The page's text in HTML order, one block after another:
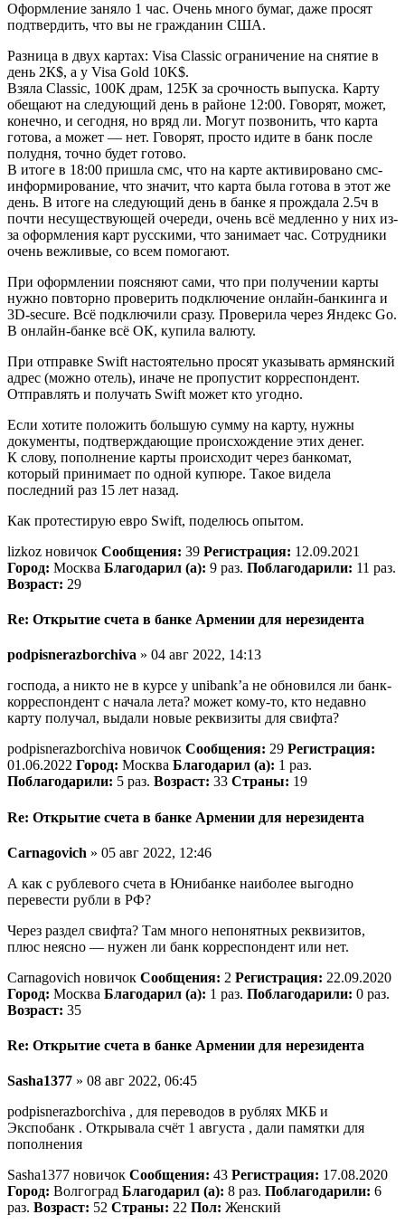
Оформление заняло 1 час. Очень много бумаг, даже просят
подтвердить, что вы не гражданин США.
Разница в двух картах: Visa Classic ограничение на снятие в
день 2К$, а у Visa Gold 10K$.
Взяла Classic, 100К драм, 125К за срочность выпуска. Карту
обещают на следующий день в районе 12:00. Говорят, может,
конечно, и сегодня, но вряд ли. Могут позвонить, что карта
готова, а может — нет. Говорят, просто идите в банк после
полудня, точно будет готово.
В итоге в 18:00 пришла смс, что на карте активировано смс-
информирование, что значит, что карта была готова в этот же
день. В итоге на следующий день в банке я прождала 2.5ч в
почти несуществующей очереди, очень всë медленно у них из-
за оформления карт русскими, что занимает час. Сотрудники
очень вежливые, со всем помогают.
При оформлении поясняют сами, что при получении карты
нужно повторно проверить подключение онлайн-банкинга и
3D-secure. Всë подключили сразу. Проверила через Яндекс Go.
В онлайн-банке всë ОК, купила валюту.
При отправке Swift настоятельно просят указывать армянский
адрес (можно отель), иначе не пропустит корреспондент.
Отправлять и получать Swift может кто угодно.
Если хотите положить большую сумму на карту, нужны
документы, подтверждающие происхождение этих денег.
К слову, пополнение карты происходит через банкомат,
который принимает по одной купюре. Такое видела
последний раз 15 лет назад.
Как протестирую евро Swift, поделюсь опытом.
lizkoz новичок Сообщения: 39 Регистрация: 12.09.2021
Город: Москва Благодарил (а): 9 раз. Поблагодарили: 11 раз.
Возраст: 29
Re: Открытие счета в банке Армении для нерезидента
podpisnerazborchiva » 04 авг 2022, 14:13
господа, а никто не в курсе у unibank’а не обновился ли банк-
корреспондент с начала лета? может кому-то, кто недавно
карту получал, выдали новые реквизиты для свифта?
podpisnerazborchiva новичок Сообщения: 29 Регистрация:
01.06.2022 Город: Москва Благодарил (а): 1 раз.
Поблагодарили: 5 раз. Возраст: 33 Страны: 19
Re: Открытие счета в банке Армении для нерезидента
Carnagovich » 05 авг 2022, 12:46
А как с рублевого счета в Юнибанке наиболее выгодно
перевести рубли в РФ?
Через раздел свифта? Там много непонятных реквизитов,
плюс неясно — нужен ли банк корреспондент или нет.
Carnagovich новичок Сообщения: 2 Регистрация: 22.09.2020
Город: Москва Благодарил (а): 1 раз. Поблагодарили: 0 раз.
Возраст: 35
Re: Открытие счета в банке Армении для нерезидента
Sasha1377 » 08 авг 2022, 06:45
podpisnerazborchiva , для переводов в рублях МКБ и
Экспобанк . Открывала счёт 1 августа , дали памятки для
пополнения
Sasha1377 новичок Сообщения: 43 Регистрация: 17.08.2020
Город: Волгоград Благодарил (а): 8 раз. Поблагодарили: 6
раз. Возраст: 52 Страны: 22 Пол: Женский